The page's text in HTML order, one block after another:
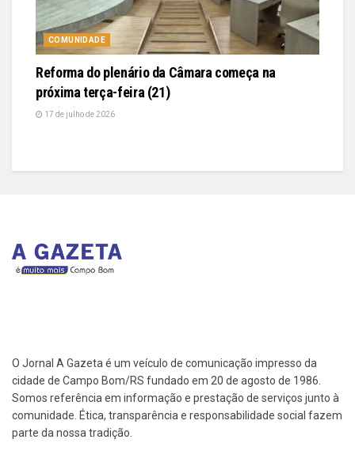
COMUNIDADE
Reforma do plenário da Câmara começa na
próxima terça-feira (21)
17 de julho de 2026
O Jornal A Gazeta é um veículo de comunicação impresso da
cidade de Campo Bom/RS fundado em 20 de agosto de 1986.
Somos referência em informação e prestação de serviços junto à
comunidade. Ética, transparência e responsabilidade social fazem
parte da nossa tradição.